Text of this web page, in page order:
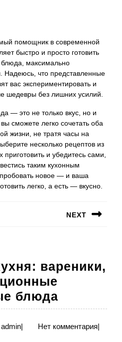
помощник в современной
быстро и просто готовить
блюда, максимально
Надеюсь, что представленные
вас экспериментировать и
шедевры без лишних усилий.
— это не только вкус, но и
сможете легко сочетать оба
жизни, не тратя часы на
несколько рецептов из
приготовить и убедитесь сами,
таким кухонным
новое — и ваша
легко, а есть — вкусно.
NEXT
вареники,
блюда
кухня:
adminadmin
| Нет комментария|